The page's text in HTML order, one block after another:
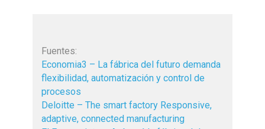
Fuentes:
Economia3 – La fábrica del futuro demanda
flexibilidad, automatización y control de
procesos
Deloitte – The smart factory Responsive,
adaptive, connected manufacturing